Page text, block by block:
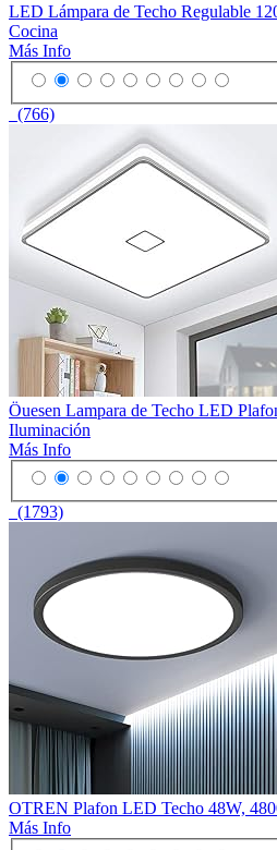
LED Lámpara de Techo Regulable
Cocina
Más Info
(766)
Öuesen Lampara de Techo LED
Iluminación
Más Info
(1793)
OTREN Plafon LED Techo 48W,
Más Info